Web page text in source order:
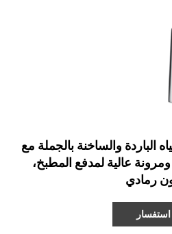
الباردة والساخنة بالجملة مع
عالية لمدفع المطبخ،
رمادي
استفسار